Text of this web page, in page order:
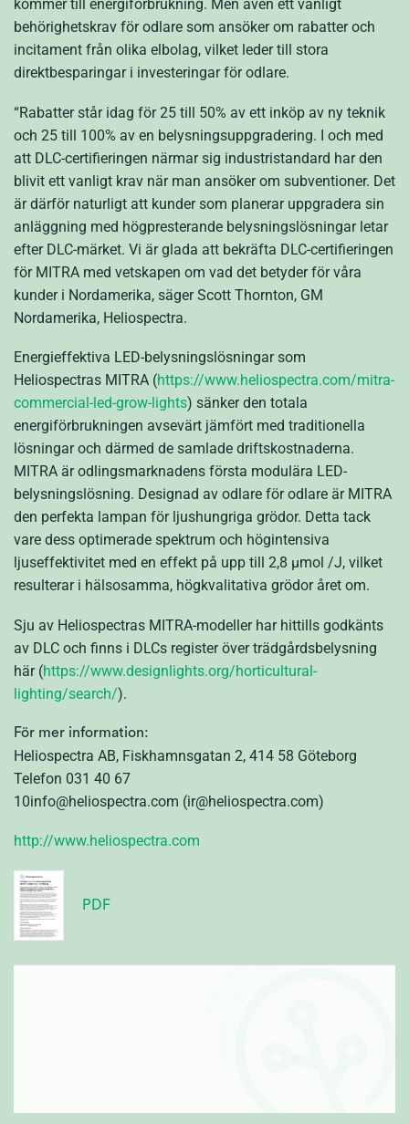
kommer till energiförbrukning. Men även ett vanligt
behörighetskrav för odlare som ansöker om rabatter och
incitament från olika elbolag, vilket leder till stora
direktbesparingar i investeringar för odlare.
“Rabatter står idag för 25 till 50% av ett inköp av ny teknik
och 25 till 100% av en belysningsuppgradering. I och med
att DLC-certifieringen närmar sig industristandard har den
blivit ett vanligt krav när man ansöker om subventioner. Det
är därför naturligt att kunder som planerar uppgradera sin
anläggning med högpresterande belysningslösningar letar
efter DLC-märket. Vi är glada att bekräfta DLC-certifieringen
för MITRA med vetskapen om vad det betyder för våra
kunder i Nordamerika, säger Scott Thornton, GM
Nordamerika, Heliospectra.
Energieffektiva LED-belysningslösningar som
Heliospectras MITRA (https://www.heliospectra.com/mitra-
commercial-led-grow-lights) sänker den totala
energiförbrukningen avsevärt jämfört med traditionella
lösningar och därmed de samlade driftskostnaderna.
MITRA är odlingsmarknadens första modulära LED-
belysningslösning. Designad av odlare för odlare är MITRA
den perfekta lampan för ljushungriga grödor. Detta tack
vare dess optimerade spektrum och högintensiva
ljuseffektivitet med en effekt på upp till 2,8 µmol /J, vilket
resulterar i hälsosamma, högkvalitativa grödor året om.
Sju av Heliospectras MITRA-modeller har hittills godkänts
av DLC och finns i DLCs register över trädgårdsbelysning
här (https://www.designlights.org/horticultural-
lighting/search/).
För mer information:
Heliospectra AB, Fiskhamnsgatan 2, 414 58 Göteborg
Telefon 031 40 67
10info@heliospectra.com (ir@heliospectra.com)
http://www.heliospectra.com
PDF